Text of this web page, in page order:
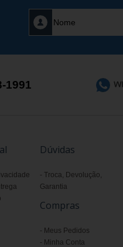
1991
Dúvidas
Troca, Devolução,
Garantia
Compras
Meus Pedidos
Minha Conta